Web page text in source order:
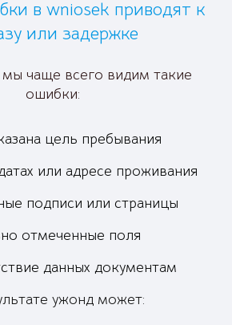
в wniosek приводят к
или задержке
чаще всего видим такие
ошибки:
цель пребывания
или адресе проживания
подписи или страницы
отмеченные поля
данных документам
ужонд может: